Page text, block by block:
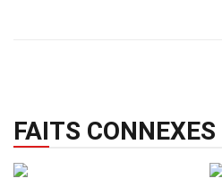
FAITS CONNEXES